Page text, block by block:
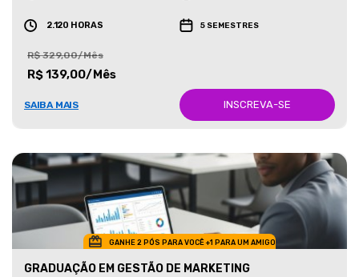
2.120 HORAS 5 SEMESTRES
R$ 329,00/Mês
R$ 139,00/Mês
SAIBA MAIS INSCREVA-SE
GANHE 2 PÓS PARA VOCÊ +1 PARA UM AMIGO
GRADUAÇÃO EM GESTÃO DE MARKETING